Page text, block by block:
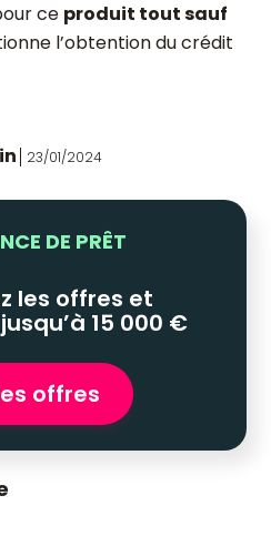
ce produit tout sauf
l’obtention du crédit
23/01/2024
DE PRÊT
les offres et
15 000 €
offres